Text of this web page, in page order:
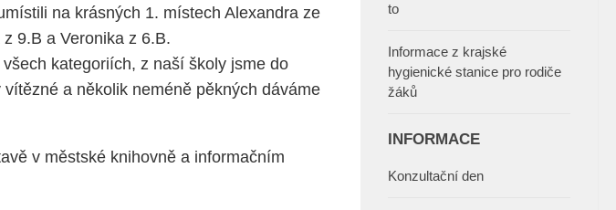
na krásných 1. místech Alexandra ze
9.B a Veronika z 6.B.
kategoriích, z naší školy jsme do
a několik neméně pěkných dáváme
v městské knihovně a informačním
to
Informace z krajské
hygienické stanice pro rodiče
žáků
INFORMACE
Konzultační den